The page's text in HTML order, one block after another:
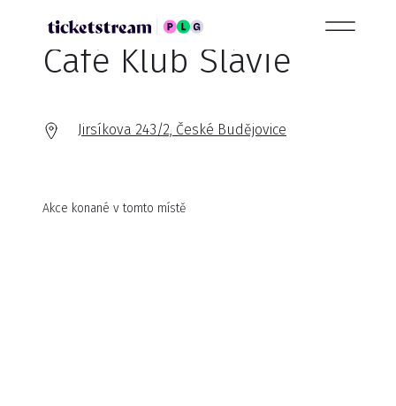
Café Klub Slávie
Jirsíkova 243/2, České Budějovice
Akce konané v tomto místě